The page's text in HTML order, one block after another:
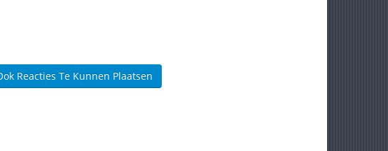
Reacties Te Kunnen Plaatsen